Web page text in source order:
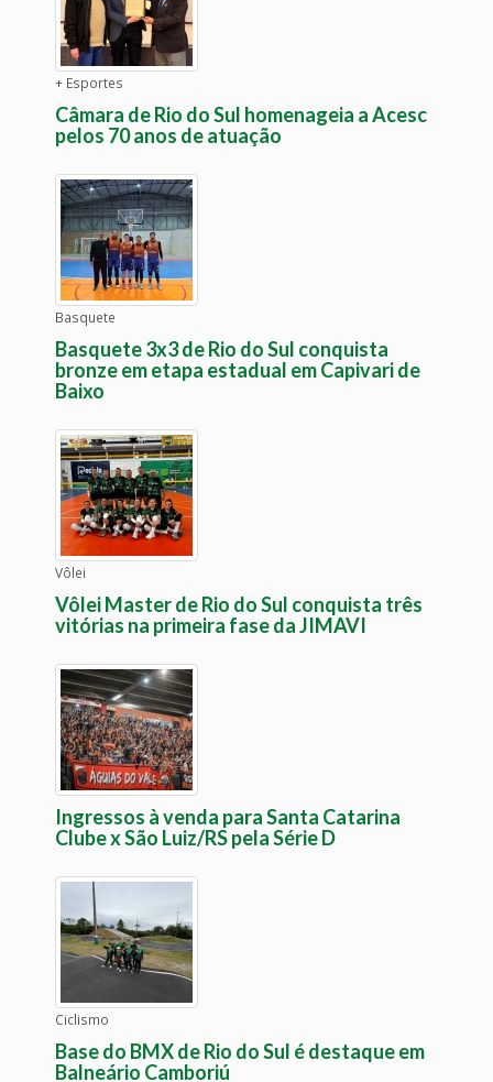
+ Esportes
Câmara de Rio do Sul homenageia a Acesc
pelos 70 anos de atuação
Basquete
Basquete 3x3 de Rio do Sul conquista
bronze em etapa estadual em Capivari de
Baixo
Vôlei
Vôlei Master de Rio do Sul conquista três
vitórias na primeira fase da JIMAVI
Ingressos à venda para Santa Catarina
Clube x São Luiz/RS pela Série D
Ciclismo
Base do BMX de Rio do Sul é destaque em
Balneário Camboriú